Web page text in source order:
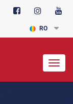
RO